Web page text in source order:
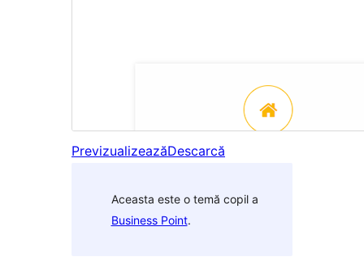
PrevizualizeazăDescarcă
Aceasta este o temă copil a
Business Point.